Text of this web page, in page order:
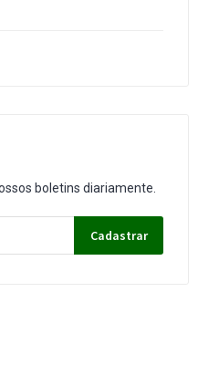
boletins diariamente.
Cadastrar